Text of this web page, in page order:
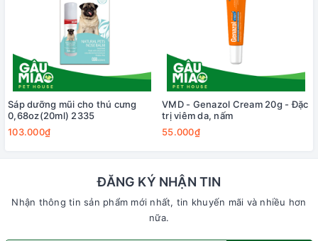
Sáp dưỡng mũi cho thú cưng
0,68oz(20ml) 2335
103.000₫
VMD - Genazol Cream 20g - Đặc
trị viêm da, nấm
55.000₫
ĐĂNG KÝ NHẬN TIN
Nhận thông tin sản phẩm mới nhất, tin khuyến mãi và nhiều hơn
nữa.